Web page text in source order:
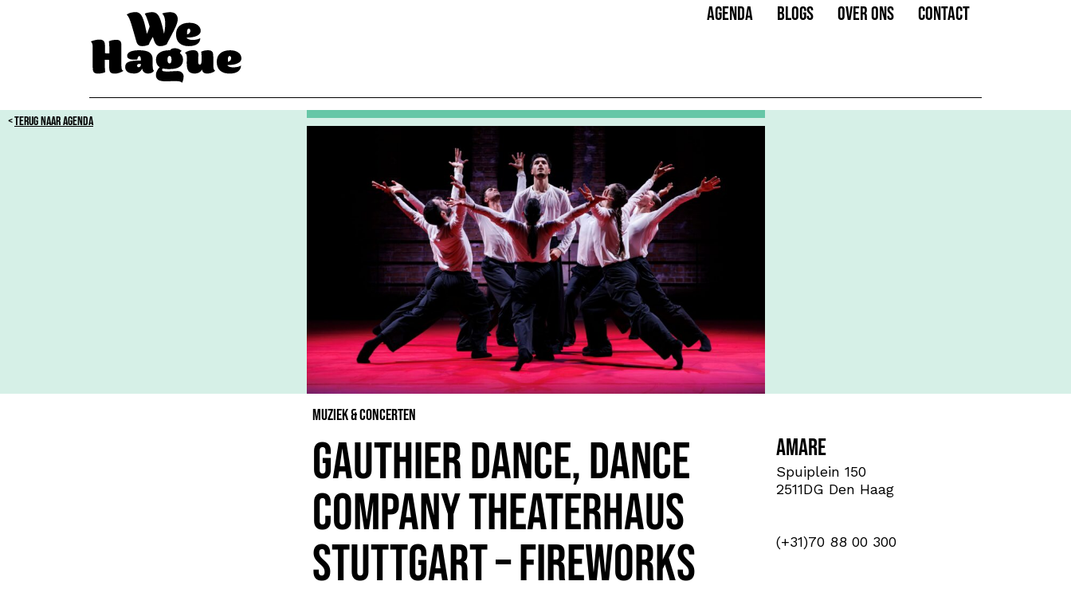
AGENDA BLOGS OVER ONS CONTACT
TERUG NAAR AGENDA
Muziek & Concerten
Gauthier Dance, Dance
Company Theaterhaus
Stuttgart – FireWorks
Amare
Spuiplein 150
2511DG Den Haag
(+31)70 88 00 300